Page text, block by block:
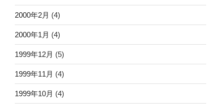
2000年2月 (4)
2000年1月 (4)
1999年12月 (5)
1999年11月 (4)
1999年10月 (4)